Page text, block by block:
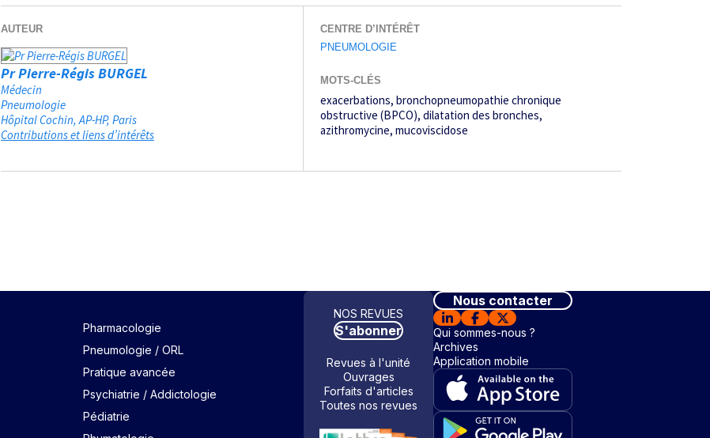
AUTEUR
Pr Pierre-Régis BURGEL
Médecin
Pneumologie
Hôpital Cochin, AP-HP Paris
Contributions et liens d’intérêts
CENTRE D’INTÉRÊT
PNEUMOLOGIE
MOTS-CLÉS
exacerbations bronchopneumopathie chronique
obstructive (BPCO) dilatation des bronches
azithromycine mucoviscidose
Pharmacologie
Pneumologie / ORL
Pratique avancée
Psychiatrie / Addictologie
Pédiatrie
NOS REVUES
S'abonner
Revues à l'unité
Ouvrages
Forfaits d'articles
Toutes nos revues
Nous contacter
Qui sommes-nous ?
Archives
Application mobile